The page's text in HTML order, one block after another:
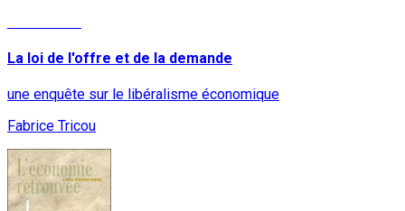
La loi de l'offre et de la demande
une enquête sur le libéralisme économique
Fabrice Tricou